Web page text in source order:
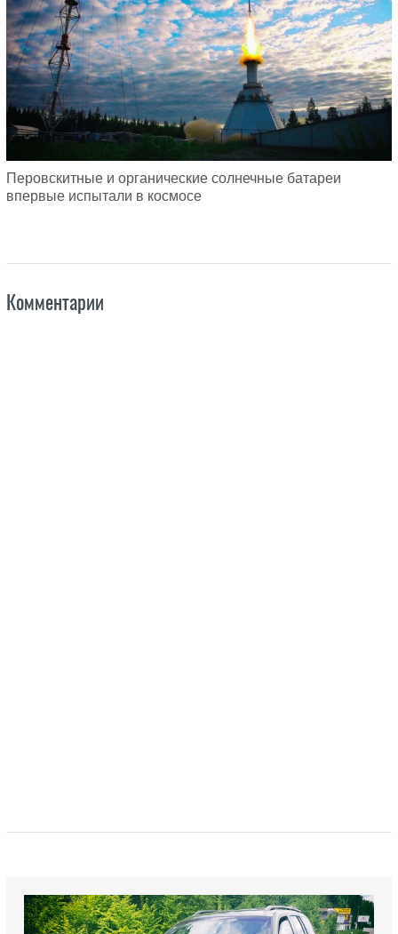
Перовскитные и органические солнечные батареи
впервые испытали в космосе
Комментарии